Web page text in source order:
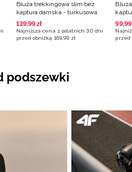
Bluza trekkingowa slim bez
kaptura damska - turkusowa
139,99 zł
Najniższa cena z ostatnich 30 dni
przed obniżką 169,99 zł
99,99
przed
podszewki